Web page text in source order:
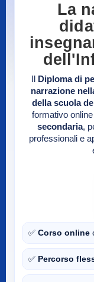
La
Diploma di
narrazione
della scuola
formativo online
secondaria,
professionali e
✅ Corso online
✅ Percorso